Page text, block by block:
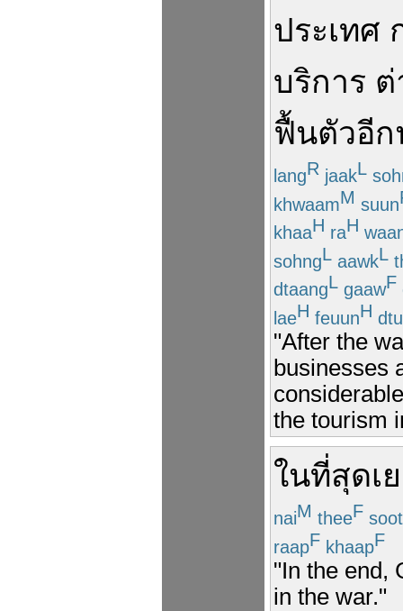
ประเทศ
บริการ ต่
ฟื้นตัวอี
langR jaakL
khwaamM suun
khaaH raH
sohngL aawkL
dtaangL gaawF
laeH feuunH
"After the
businesses
the tourism
ในที่สุดเ
naiM theeF soot
raapF khaapF
"In the end,
in the war."